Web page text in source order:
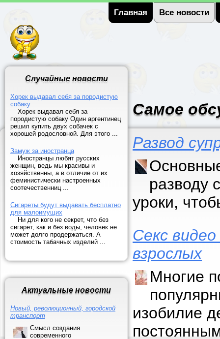
Главная Все новости
Случайные новости
Хорек выдавал себя за породистую
собаку
Хорек выдавал себя за
породистую собаку Один аргентинец
решил купить двух собачек с
хорошей родословной. Для этого ...
Замуж за иностранца
Иностранцы любят русских
женщин, ведь мы красивы и
хозяйственны, а в отличие от их
феминистически настроенных
соотечественниц ...
Сигареты будут выдавать бесплатно
для малоимущих
Ни для кого не секрет, что без
сигарет, как и без воды, человек не
может долго продержаться. А
стоимость табачных изделий ...
Актуальные новости
Новый, революционный, городской
транспорт
Смысл создания
современного
Самое
Развод
разводу
уроки,
Секс
взрослых
Многие
изобилие